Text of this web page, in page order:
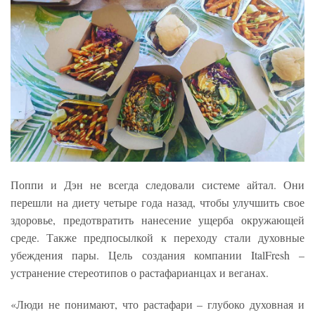
Поппи и Дэн не всегда следовали системе айтал. Они
перешли на диету четыре года назад, чтобы улучшить свое
здоровье, предотвратить нанесение ущерба окружающей
среде. Также предпосылкой к переходу стали духовные
убеждения пары. Цель создания компании ItalFresh –
устранение стереотипов о растафарианцах и веганах.
«Люди не понимают, что растафари – глубоко духовная и